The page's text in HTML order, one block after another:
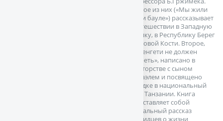
Первое из них («Мы жили
среди бауле») рассказывает
о путешествии в Западную
Африку, в Республику Берег
Слоновой Кости. Второе,
«Серенгети не должен
умереть», написано в
соавторстве с сыном
Михаэлем и посвящено
поездке в национальный
парк Танзании. Книга
представляет собой
уникальный рассказ
очевидцев о жизни